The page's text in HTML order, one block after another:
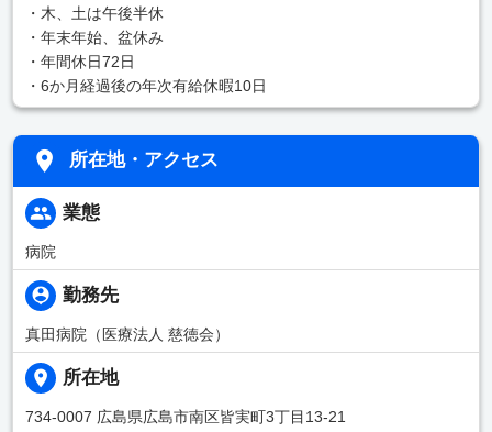
・木、土は午後半休
・年末年始、盆休み
・年間休日72日
・6か月経過後の年次有給休暇10日
所在地・アクセス
業態
病院
勤務先
真田病院（医療法人 慈徳会）
所在地
734-0007 広島県広島市南区皆実町3丁目13-21